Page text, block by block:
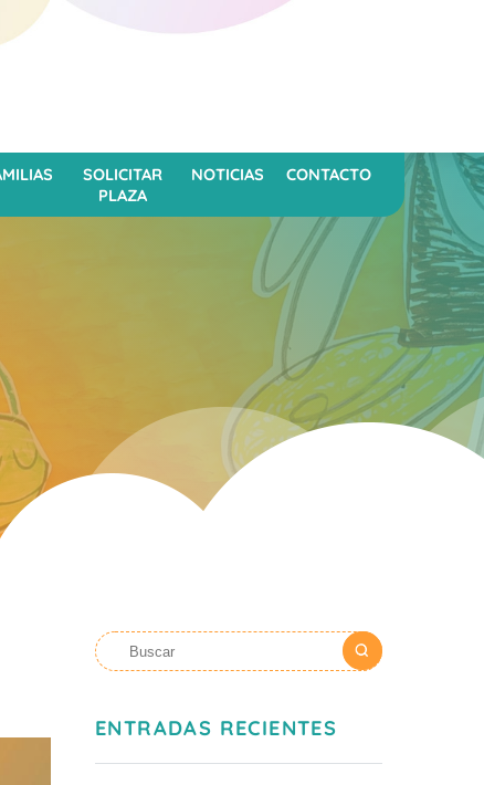
SOLICITAR
PLAZA
NOTICIAS CONTACTO
ENTRADAS RECIENTES